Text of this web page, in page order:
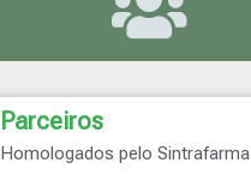
Parceiros
Homologados pelo Sintrafarma